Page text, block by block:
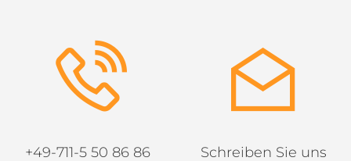
+49-711-5 50 86 86 Schreiben Sie uns